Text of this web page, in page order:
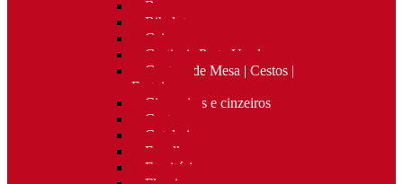
Bar
Bibelots
Caixas
Castiçais Prata Usada
Centros de Mesa | Cestos |
Fruteiras
Cigarreiras e cinzeiros
Costura
Cutelaria
Espelhos
Escritório